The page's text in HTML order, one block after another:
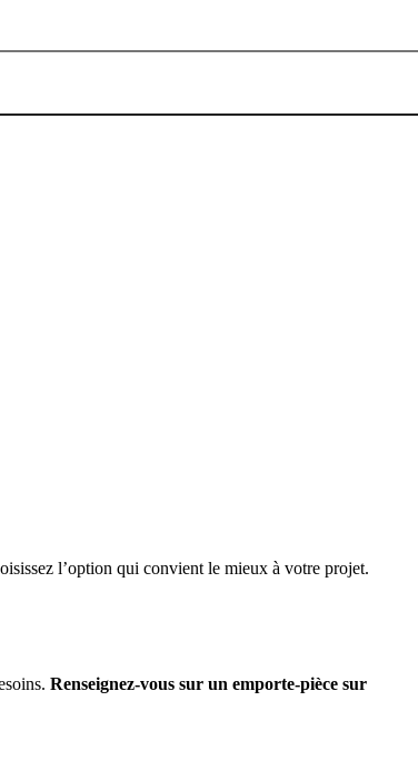
l’option qui convient le mieux à votre projet.
Renseignez-vous sur un emporte-pièce sur